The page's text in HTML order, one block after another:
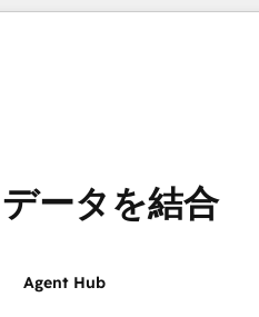
データを結合
Agent Hub